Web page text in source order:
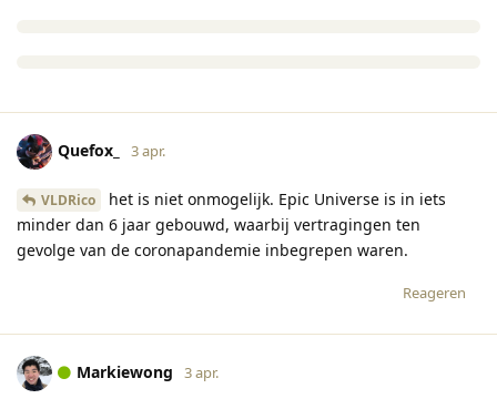
Quefox_ 3 apr.
VLDRico
het is niet onmogelijk. Epic Universe is in iets
minder dan 6 jaar gebouwd, waarbij vertragingen ten
gevolge van de coronapandemie inbegrepen waren.
Reageren
Markiewong 3 apr.